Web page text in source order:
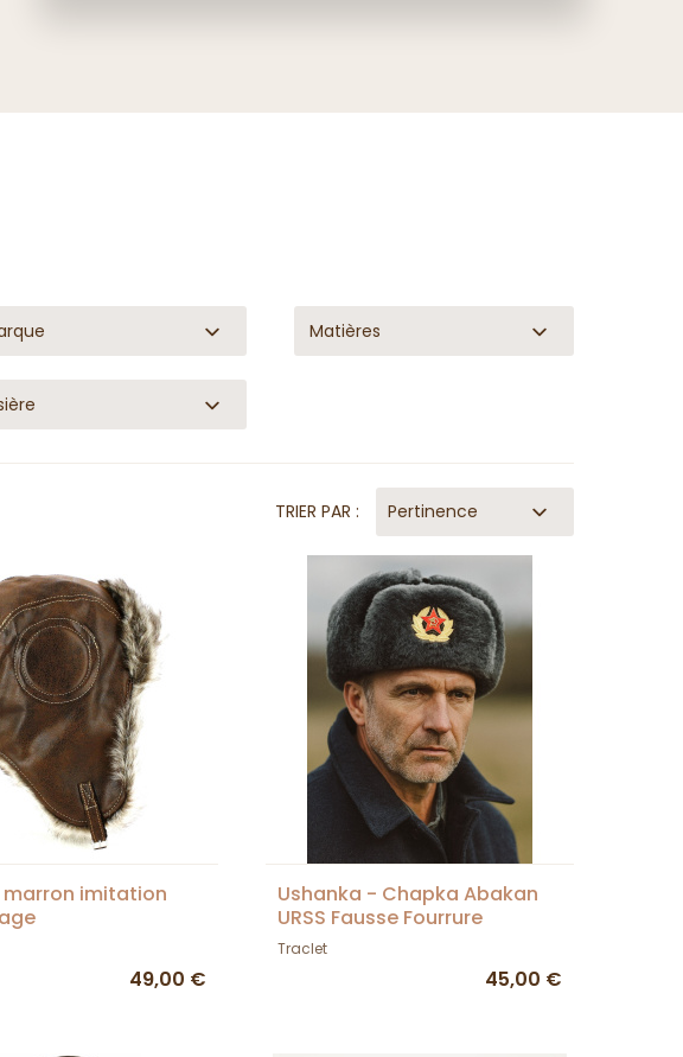
Matières
TRIER PAR : Pertinence
imitation
49,00 €
Ushanka - Chapka Abakan
URSS Fausse Fourrure
Traclet
45,00 €